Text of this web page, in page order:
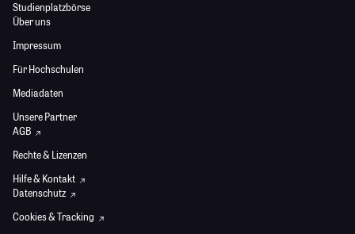
Studienplatzbörse
Über uns
Impressum
Für Hochschulen
Mediadaten
Unsere Partner
AGB
Rechte & Lizenzen
Hilfe & Kontakt
Datenschutz
Cookies & Tracking